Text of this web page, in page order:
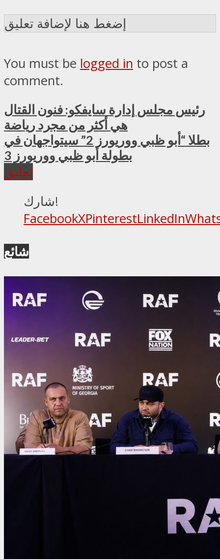
إضغط هنا لإضافة تعليق
You must be logged in to post a
comment.
رئيس مجلس إدارة سايفكو: فنون القتال
هي أكثر من مجرد رياضة
بطلا “أبو ظبي ووريورز 2” سيتواجهان في
بطولة أبو ظبي ووريورز 3
تعليق
شارك!
FacebookXPinterestLinkedIn
شائع